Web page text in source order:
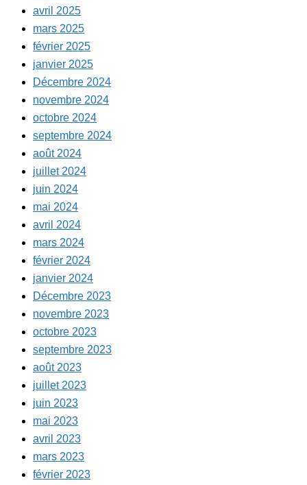
avril 2025
mars 2025
février 2025
janvier 2025
Décembre 2024
novembre 2024
octobre 2024
septembre 2024
août 2024
juillet 2024
juin 2024
mai 2024
avril 2024
mars 2024
février 2024
janvier 2024
Décembre 2023
novembre 2023
octobre 2023
septembre 2023
août 2023
juillet 2023
juin 2023
mai 2023
avril 2023
mars 2023
février 2023